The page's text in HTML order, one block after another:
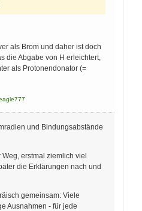
als Brom und daher ist doch
die Abgabe von H erleichtert,
als Protonendonator (=
und Bindungsabstände
erstmal ziemlich viel
die Erklärungen nach und
gemeinsam: Viele
Ausnahmen - für jede